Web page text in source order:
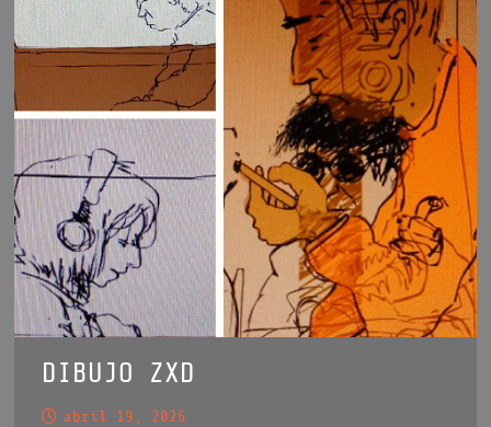
DIBUJO ZXD
abril 19, 2026